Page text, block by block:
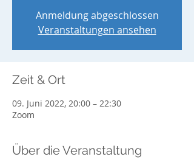
Anmeldung abgeschlossen
Veranstaltungen ansehen
Zeit & Ort
09. Juni 2022, 20:00 – 22:30
Zoom
Über die Veranstaltung